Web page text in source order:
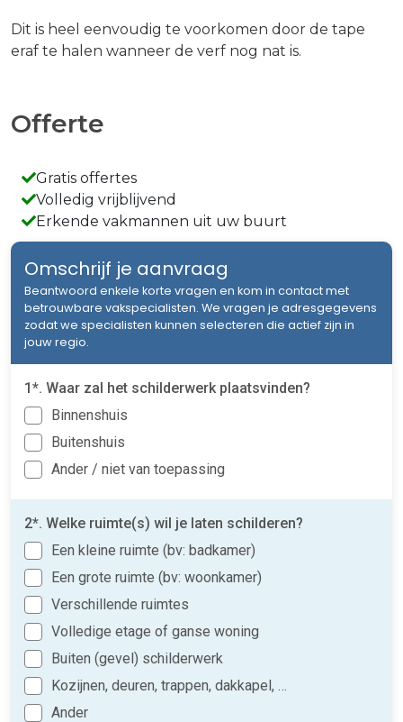
Dit is heel eenvoudig te voorkomen door de tape
eraf te halen wanneer de verf nog nat is.
Offerte
Gratis offertes
Volledig vrijblijvend
Erkende vakmannen uit uw buurt
Omschrijf je aanvraag
Beantwoord enkele korte vragen en kom in contact met
betrouwbare vakspecialisten. We vragen je adresgegevens
zodat we specialisten kunnen selecteren die actief zijn in
jouw regio.
1*. Waar zal het schilderwerk plaatsvinden?
Binnenshuis
Buitenshuis
Ander / niet van toepassing
2*. Welke ruimte(s) wil je laten schilderen?
Een kleine ruimte (bv: badkamer)
Een grote ruimte (bv: woonkamer)
Verschillende ruimtes
Volledige etage of ganse woning
Buiten (gevel) schilderwerk
Kozijnen, deuren, trappen, dakkapel, …
Ander